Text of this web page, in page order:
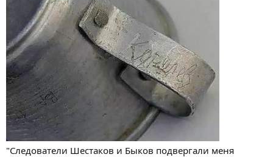
"Следователи Шестаков и Быков подвергали меня